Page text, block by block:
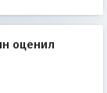
оценил